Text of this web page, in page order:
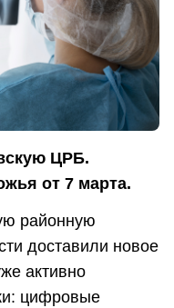
ЦРБ.
от 7 марта.
районную
доставили новое
активно
цифровые